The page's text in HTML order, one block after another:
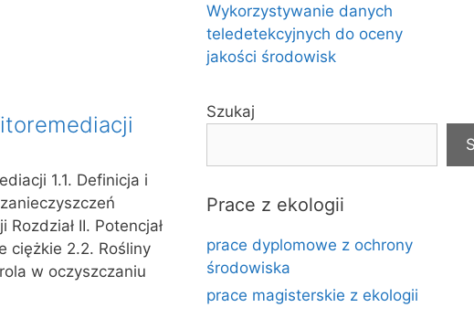
1.1. Definicja i
II. Potencjał
ciężkie 2.2. Rośliny
w oczyszczaniu
Wykorzystywanie danych
teledetekcyjnych do oceny
jakości środowisk
Szukaj
Prace z ekologii
prace dyplomowe z ochrony
środowiska
prace magisterskie z ekologii